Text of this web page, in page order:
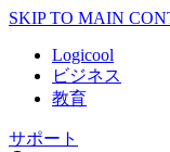
SKIP TO MAIN
Logicool
ビジネス
教育
サポート